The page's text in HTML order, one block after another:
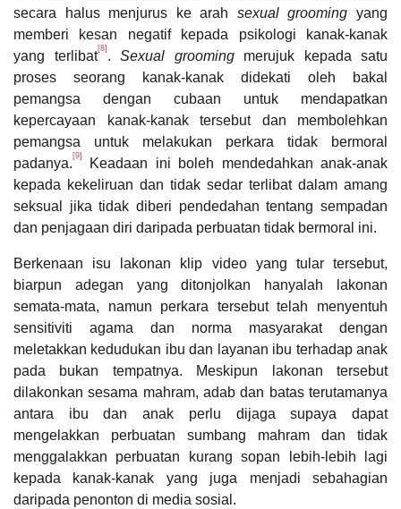
secara halus menjurus ke arah sexual groomingyang
memberi kesan negatif kepada psikologi kanak-kanak
yang terlibat[8] . Sexual groomingmerujuk kepada satu
proses seorang kanak-kanak didekati oleh bakal
pemangsa dengan cubaan untuk mendapatkan
kepercayaan kanak-kanak tersebut dan membolehkan
pemangsa untuk melakukan perkara tidak bermoral
padanya. [9]
Keadaan ini boleh mendedahkan anak-anak
kepada kekeliruan dan tidak sedar terlibat dalam amang
seksual jika tidak diberi pendedahan tentang sempadan
dan penjagaan diri daripada perbuatan tidak bermoral ini.
Berkenaan isu lakonan klip video yang tular tersebut,
biarpun adegan yang ditonjolkan hanyalah lakonan
semata-mata, namun perkara tersebut telah menyentuh
sensitiviti agama dan norma masyarakat dengan
meletakkan kedudukan ibu dan layanan ibu terhadap anak
pada bukan tempatnya. Meskipun lakonan tersebut
dilakonkan sesama mahram, adab dan batas terutamanya
antara ibu dan anak perlu dijaga supaya dapat
mengelakkan perbuatan sumbang mahram dan tidak
menggalakkan perbuatan kurang sopan lebih-lebih lagi
kepada kanak-kanak yang juga menjadi sebahagian
daripada penonton di media sosial.